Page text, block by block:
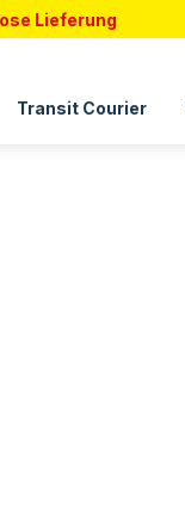
Lieferung
Transit Courier